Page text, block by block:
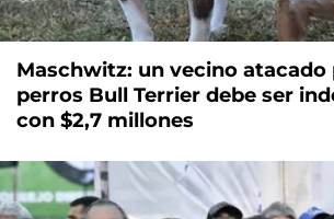
Maschwitz: un vecino atacado
perros Bull Terrier debe ser
con $2,7 millones